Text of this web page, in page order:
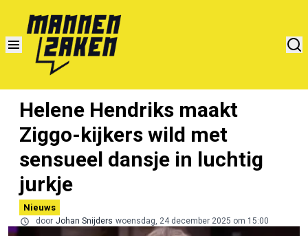
Helene Hendriks maakt
Ziggo-kijkers wild met
sensueel dansje in luchtig
jurkje
Nieuws
door Johan Snijders woensdag, 24 december 2025 om 15:00